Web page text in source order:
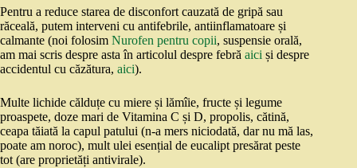
Pentru a reduce starea de disconfort cauzată de gripă sau
răceală, putem interveni cu antifebrile, antiinflamatoare și
calmante (noi folosim Nurofen pentru copii, suspensie orală,
am mai scris despre asta în articolul despre febră aici și despre
accidentul cu căzătura, aici).
Multe lichide călduțe cu miere și lămîie, fructe și legume
proaspete, doze mari de Vitamina C și D, propolis, cătină,
ceapa tăiată la capul patului (n-a mers niciodată, dar nu mă las,
poate am noroc), mult ulei esențial de eucalipt presărat peste
tot (are proprietăți antivirale).